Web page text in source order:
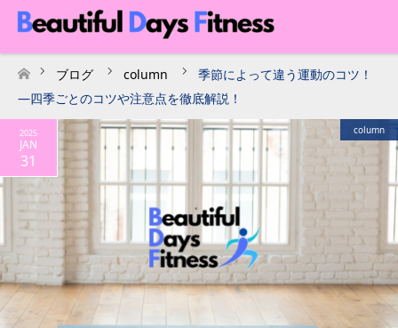
ホーム
ブログ column
季節によって違う運動のコツ！
―四季ごとのコツや注意点を徹底解説！
2025
JAN
31
column